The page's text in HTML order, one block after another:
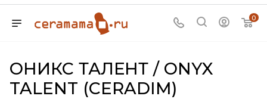
0
ОНИКС ТАЛЕНТ / ONYX
TALENT (CERADIM)